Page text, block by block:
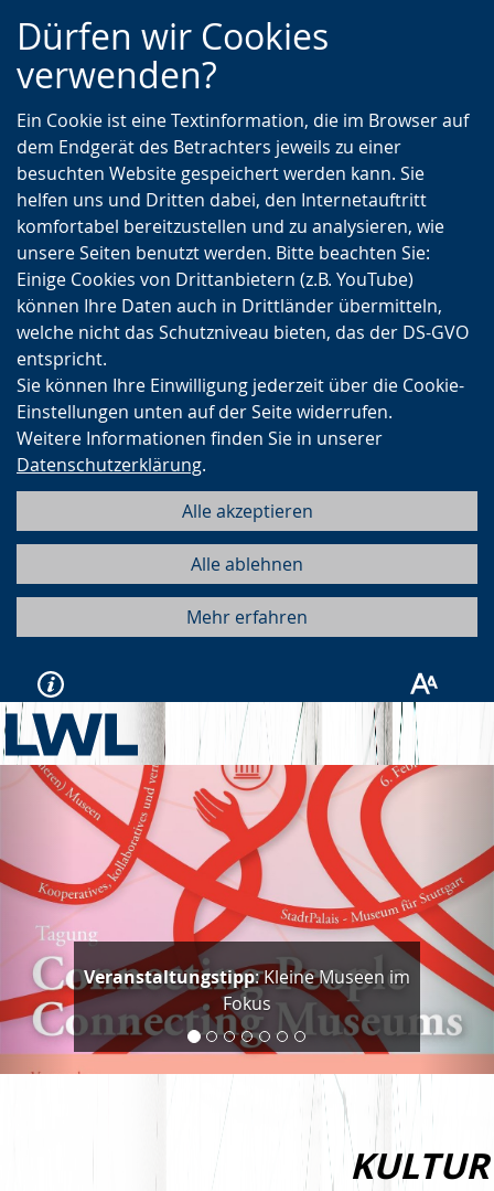
Zur
Hauptnavigation
Zur
Seitennavigation
Zum
Inhalt
Dürfen wir Cookies
verwenden?
Ein Cookie ist eine Textinformation, die im Browser auf
dem Endgerät des Betrachters jeweils zu einer
besuchten Website gespeichert werden kann. Sie
helfen uns und Dritten dabei, den Internetauftritt
komfortabel bereitzustellen und zu analysieren, wie
unsere Seiten benutzt werden. Bitte beachten Sie:
Einige Cookies von Drittanbietern (z.B. YouTube)
können Ihre Daten auch in Drittländer übermitteln,
welche nicht das Schutzniveau bieten, das der DS-GVO
entspricht.
Sie können Ihre Einwilligung jederzeit über die Cookie-
Einstellungen unten auf der Seite widerrufen.
Weitere Informationen finden Sie in unserer
Datenschutzerklärung.
Alle akzeptieren
Alle ablehnen
Mehr erfahren
Veranstaltungstipp: Kleine Museen im
Fokus
Vorherige
KULTUR